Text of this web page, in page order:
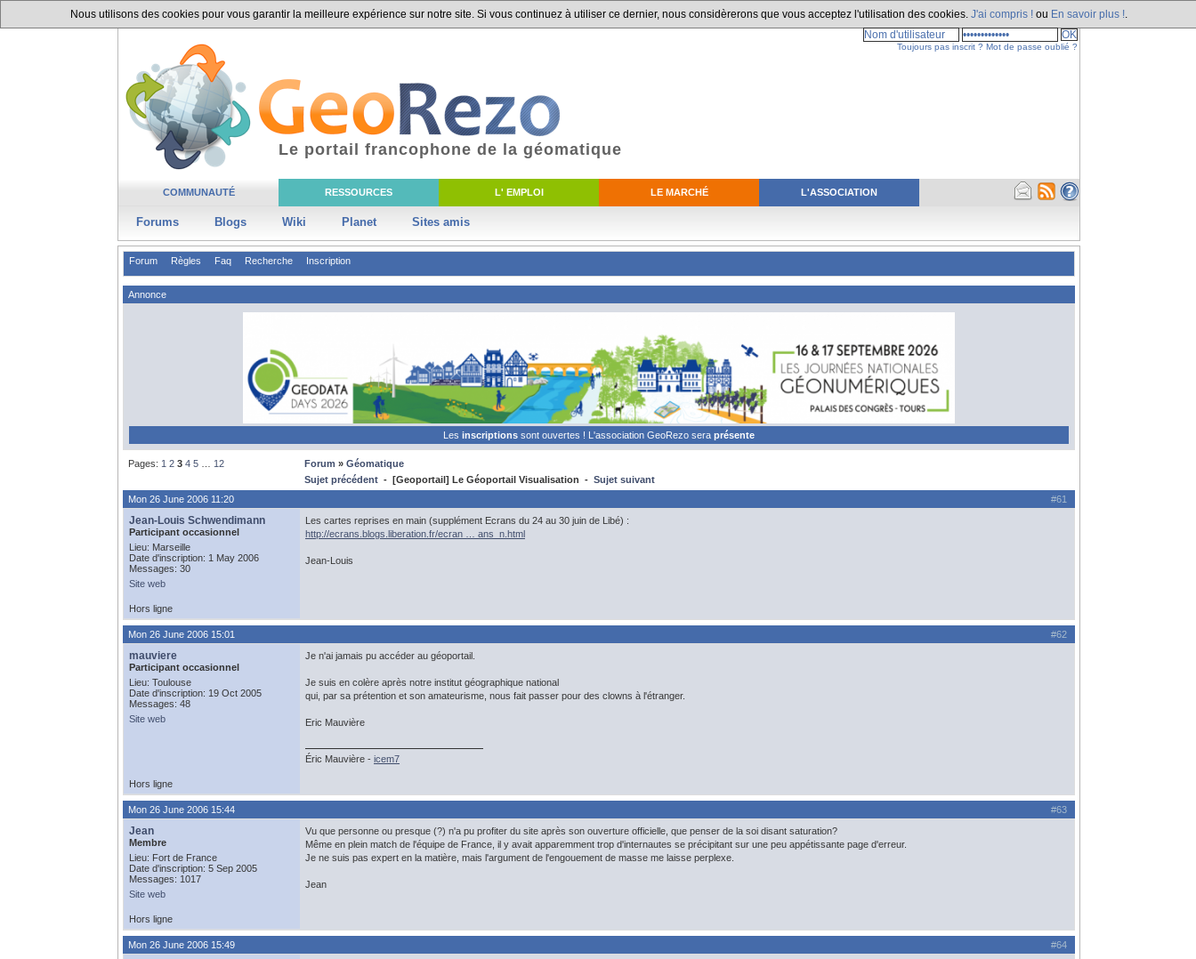
Nous utilisons des cookies pour vous garantir la meilleure expérience sur notre site. Si vous continuez à utiliser ce dernier, nous considèrerons que vous acceptez l'utilisation des cookies. J'ai compris ! ou En savoir plus !
COMMUNAUTÉ RESSOURCES L' EMPLOI LE MARCHÉ L'ASSOCIATION
Forums Blogs Wiki Planet Sites amis
Le portail francophone de la géomatique
Toujours pas inscrit ? Mot de passe oublié ?
Forum Règles Faq Recherche Inscription
Annonce
Les inscriptions sont ouvertes ! L'association GeoRezo sera présente
Pages: 1 2 3 4 5 12 Forum » Géomatique
Sujet précédent - [Geoportail] Le Géoportail Visualisation - Sujet suivant
#61
Mon 26 June 2006 11:20
Jean-Louis Schwendimann
Participant occasionnel
Lieu: Marseille
Date d'inscription: 1 May 2006
Messages: 30
Site web
Les cartes reprises en main (supplément Ecrans du 24 au 30 juin de Libé) :
http://ecrans.blogs.liberation.fr/ecran … ans_n.html
Jean-Louis
Hors ligne
#62
Mon 26 June 2006 15:01
mauviere
Participant occasionnel
Lieu: Toulouse
Date d'inscription: 19 Oct 2005
Messages: 48
Site web
Je n'ai jamais pu accéder au géoportail.
Je suis en colère après notre institut géographique national
qui, par sa prétention et son amateurisme, nous fait passer pour des clowns à l'étranger.
Eric Mauvière
Éric Mauvière - icem7
Hors ligne
#63
Mon 26 June 2006 15:44
Jean
Membre
Lieu: Fort de France
Date d'inscription: 5 Sep 2005
Messages: 1017
Site web
Vu que personne ou presque (?) n'a pu profiter du site après son ouverture officielle, que penser de la soi disant saturation?
Même en plein match de l'équipe de France, il y avait apparemment trop d'internautes se précipitant sur une peu appétissante page d'erreur.
Je ne suis pas expert en la matière, mais l'argument de l'engouement de masse me laisse perplexe.
Jean
Hors ligne
#64
Mon 26 June 2006 15:49